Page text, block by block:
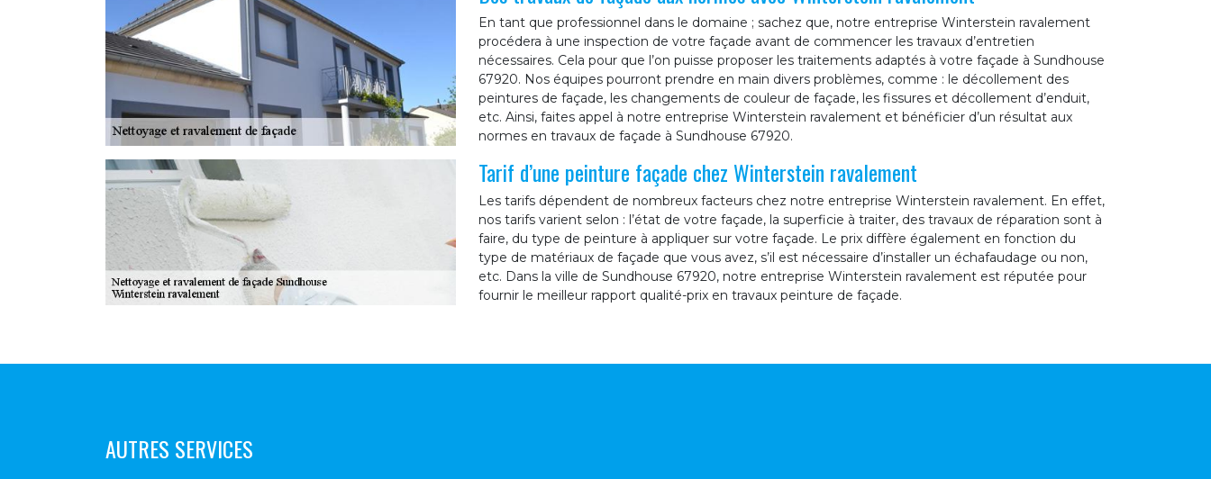
En tant que professionnel dans le domaine ; sachez que, notre entreprise Winterstein ravalement
procédera à une inspection de votre façade avant de commencer les travaux d’entretien
nécessaires. Cela pour que l’on puisse proposer les traitements adaptés à votre façade à Sundhouse
67920. Nos équipes pourront prendre en main divers problèmes, comme : le décollement des
peintures de façade, les changements de couleur de façade, les fissures et décollement d’enduit,
etc. Ainsi, faites appel à notre entreprise Winterstein ravalement et bénéficier d’un résultat aux
normes en travaux de façade à Sundhouse 67920.
Tarif d’une peinture façade chez Winterstein ravalement
Les tarifs dépendent de nombreux facteurs chez notre entreprise Winterstein ravalement. En effet,
nos tarifs varient selon : l’état de votre façade, la superficie à traiter, des travaux de réparation sont à
faire, du type de peinture à appliquer sur votre façade. Le prix diffère également en fonction du
type de matériaux de façade que vous avez, s’il est nécessaire d’installer un échafaudage ou non,
etc. Dans la ville de Sundhouse 67920, notre entreprise Winterstein ravalement est réputée pour
fournir le meilleur rapport qualité-prix en travaux peinture de façade.
AUTRES SERVICES